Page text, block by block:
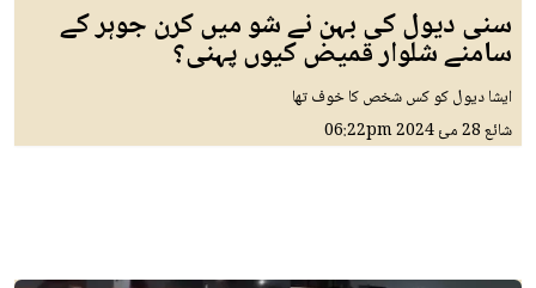
سنی دیول کی بہن نے شو میں کرن جوہر کے
سامنے شلوار قمیض کیوں پہنی؟
ایشا دیول کو کس شخص کا خوف تھا
شائع28 مئ 2024 06:22pm